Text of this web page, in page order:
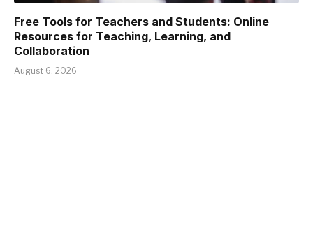
Free Tools for Teachers and Students: Online
Resources for Teaching, Learning, and
Collaboration
August 6, 2026